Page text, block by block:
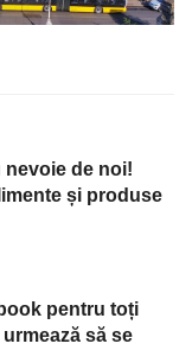
nevoie de noi!
și produse
pentru toți
să se